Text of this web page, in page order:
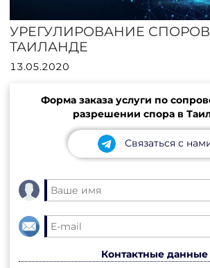
УРЕГУЛИРОВАНИЕ
ТАИЛАНДЕ
13.05.2020
Форма заказа услуги по
разрешении спора в
Связаться с
Контактные данные